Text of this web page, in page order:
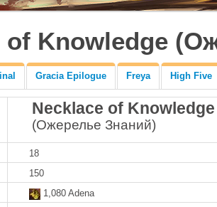
of Knowledge
Gracia Epilogue Freya High Five
Necklace of Knowledge
(Ожерелье Знаний)
18
150
1,080 Adena